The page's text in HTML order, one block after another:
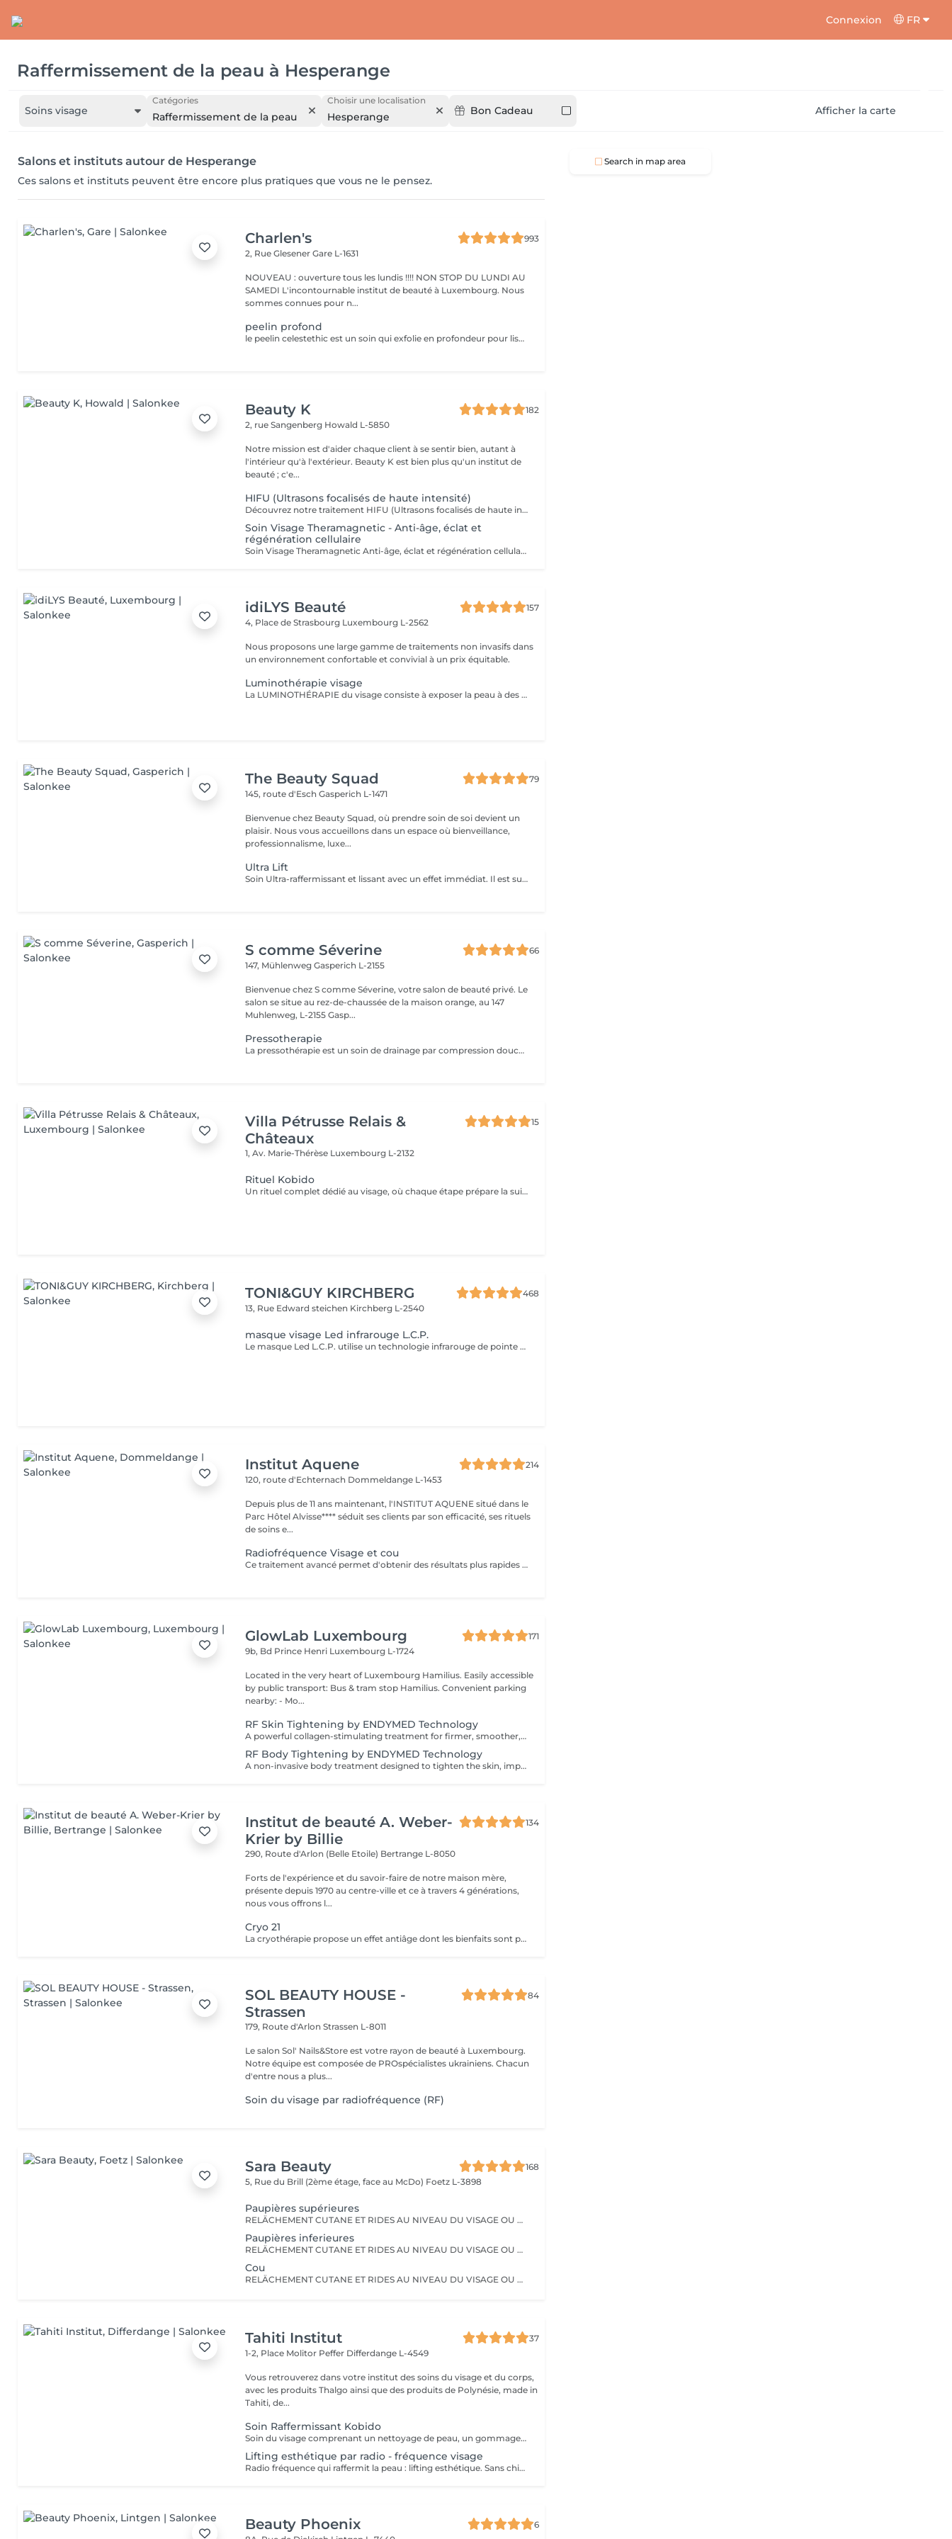
Connexion FR
Raffermissement de la peau à Hesperange
Soins visage
Catégories
Raffermissement de la peau
Choisir une localisation
Hesperange Bon Cadeau Afficher la carte
Salons et instituts autour de Hesperange
Ces salons et instituts peuvent être encore plus pratiques que vous ne le pensez.
Charlen's
993
2, Rue GlesenerGare L-1631
NOUVEAU : ouverture tous les lundis !!!! NON STOP DU LUNDI AU
SAMEDI L'incontournable institut de beauté à Luxembourg. Nous
sommes connues pour n...
peelin profond
le peelin celestethic est un soin qui exfolie en profondeur pour lisser la peau raviver leclat du teint et attenuer les imperfections ideal pour retrouver une peau lumineuse et uniforme ce soin traite les cicatrices l,acne les taches pigmentaires le masque de grossesse ect nous sommes a votre disposition pour toutes questions :)
Beauty K
182
2, rue Sangenberg Howald L-5850
Notre mission est d'aider chaque client à se sentir bien, autant à
l'intérieur qu'à l'extérieur. Beauty K est bien plus qu'un institut de
beauté ; c'e...
HIFU (Ultrasons focalisés de haute intensité)
Découvrez notre traitement HIFU (Ultrasons focalisés de haute intensité) : le soin anti-âge révolutionnaire pour visage, cou et décolleté. Commencez votre expérience par un rendez-vous d'information personnalisé, lors duquel nous analyserons ensemble la zone que vous souhaitez traiter. C'est aussi l'occasion de répondre à toutes vos questions et de vous familiariser avec les avantages de cette technologie de pointe. Notre soin HIFU est la solution idéale pour ceux qui recherchent un rajeunissement sans aiguilles ni chirurgie. Utilisant des ultrasons de haute intensité, ce traitement cible les couches profondes de la peau pour stimuler la production de collagène et d'élastine, entraînant un effet liftant et raffermissant visible. Parfait pour atténuer les signes de vieillissement tels que les rides, la perte de fermeté, et même les cicatrices sur le visage et le corps, le soin HIFU redonne à votre peau une apparence plus jeune et revitalisée. Les résultats peuvent être perceptibles dès la première séance, avec des améliorations continues au fil du temps. Transformez votre peau avec notre soin HIFU un véritable tournant dans les traitements esthétiques modernes, alliant efficacité et sécurité pour révéler votre beauté naturelle sans temps de récupération.
Soin Visage Theramagnetic - Anti-âge, éclat et
régénération cellulaire
Soin Visage Theramagnetic Anti-âge, éclat et régénération cellulaire Le Theramagnetic visage est un soin non-invasif nouvelle génération qui combine la micro-aspiration douce et les champs magnétiques pulsés à résonance stochastique (CMPS) pour redonner au visage toute sa lumière, sa fermeté et sa vitalité. Grâce à sa pièce à main spécialement conçue pour les zones délicates du visage et du cou, ce traitement stimule les fibroblastes, relance la production de collagène et d'élastine, améliore la microcirculation et facilite l'oxygénation cellulaire. Résultats : Effet liftant visible dès la première séance Peau plus lisse, plus ferme et plus lumineuse Réduction des rides, des poches et des signes de fatigue Amélioration de la texture et de l'éclat du teint Sans aiguille, sans douleur et 100 % relaxant, ce soin visage s'adresse à toutes les personnes souhaitant un effet rajeunissant naturel et durable. Recommandation : une cure de 6 séances espacées d'une semaine pour un effet régénérant profond et durable. Idéal en prévention du vieillissement ou en soin intensif.
idiLYS Beauté
157
4, Place de Strasbourg Luxembourg L-2562
Nous proposons une large gamme de traitements non invasifs dans
un environnement confortable et convivial à un prix équitable.
Luminothérapie visage
La LUMINOTHÉRAPIE du visage consiste à exposer la peau à des lumières LED afin de stimuler le renouvellement cellulaire et améliorer l'éclat du teint.
The Beauty Squad
79
145, route d'EschGasperich L-1471
Bienvenue chez Beauty Squad, où prendre soin de soi devient un
plaisir. Nous vous accueillons dans un espace où bienveillance,
professionnalisme, luxe...
Ultra Lift
Soin Ultra-raffermissant et lissant avec un effet immédiat. Il est sur-concentré en principes actifs afin de restructurer et de donner de l'élasticité à la peau. Son effet tenseur et restructurant intensif favorise la synthèse de collagène et d'élastine en diminuant le relachement et en redonnant du volume aux tissus. Le soin idéal pour restructurer, repulper lisser et rendre de l'élasticité à la peau. 1 soin : 135€ Forfait 5 soins : 610€
S comme Séverine
66
147, MühlenwegGasperich L-2155
Bienvenue chez S comme Séverine, votre salon de beauté privé. Le
salon se situe au rez-de-chaussée de la maison orange, au 147
Muhlenweg, L-2155 Gasp...
Pressotherapie
La pressothérapie est un soin de drainage par compression douce qui stimule la circulation et favorise l'élimination des toxines. Elle procure une agréable sensation de légèreté, aide à soulager les jambes lourdes et offre un véritable moment de détente. À découvrir ponctuellement pour une pause bien-être ou en cure pour des résultats optimisés. Elle s'associe parfaitement à un soin du visage, un Lash Lift ou toute autre prestation.
Villa Pétrusse Relais &
Châteaux
15
1, Av. Marie-Thérèse Luxembourg L-2132
Rituel Kobido
Un rituel complet dédié au visage, où chaque étape prépare la suivante. Nettoyage en douceur, masque actif, puis le massage lift japonais ancestral aux mouvements précis et enveloppants, qui sculpte les traits, redessine l'ovale et relance la micro-circulation. Un art du geste transmis depuis des générations, pour un teint repulpé et un visage visiblement retendu dès la première séance.
TONI&GUY KIRCHBERG
468
13, Rue Edward steichen Kirchberg L-2540
masque visage Led infrarouge L.C.P.
Le masque Led L.C.P. utilise un technologie infrarouge de pointe qui stimule la vitalité et amplifie les traitements de la peau. Réduit les signes du vieillissent, aide a réduire les imperfections ,illumine la peau, aide au renouvellement cellulaire ,atténue les rougeur de la peau
Institut Aquene
214
120, route d'Echternach Dommeldange L-1453
Depuis plus de 11 ans maintenant, l'INSTITUT AQUENE situé dans le
Parc Hôtel Alvisse**** séduit ses clients par son efficacité, ses rituels
de soins e...
Radiofréquence Visage et cou
Ce traitement avancé permet d'obtenir des résultats plus rapides et plus durables, répondant ainsi à notre engagement de toujours privilégier le bien-être de nos clients. Les avantages de la radiofréquence: 1. Efficacité prouvée: La radiofréquence stimule la production de collagène et l'élastine, améliorant ainsi la fermeté et l'élasticité de la peau. 2. Résultats rapides: Dès les premières séances, vous pourrez observer une peau plus lisse, tonifiée et rajeunie. 3. Traitement non-invasif: La radiofréquence est une méthode sûre et non-chirurgicale, offrant une alternative douce aux interventions plus invasives. 4. Polyvalence: Ce traitement convient à divers types de peau et peut cibler plusieurs zones du corps, y compris le visage, le cou, l'abdomen et les cuisses. 5. Durabilité des résultats: En suivant un protocole de soins régulier, les effets de la radiofréquence se prolongent sur le long terme, apportant une amélioration continue de la texture et de l'apparence de la peau. Les contres indications: Bien que la radiofréquence soit largement reconnue pour sa sécurité et son efficacité, certaines contre-indications doivent être prises en compte: 1. Grossesse et allaitement: Il est déconseillé de subir un traitement à la radiofréquence pendant la grossesse ou l'allaitement. 2. Dispositifs médicaux implantés: Les personnes portant un pacemaker ou d'autres implants électroniques ne doivent pas utiliser ce traitement. 3. Problèmes de peau actifs: les affections cutanées
GlowLab Luxembourg
171
9b, Bd Prince Henri Luxembourg L-1724
Located in the very heart of Luxembourg Hamilius. Easily accessible
by public transport: Bus & tram stop Hamilius. Convenient parking
nearby: - Mo...
RF Skin Tightening by ENDYMED Technology
A powerful collagen-stimulating treatment for firmer, smoother, and visibly rejuvenated skin. A non-invasive RadioFrequency treatment designed to tighten the skin, improve elasticity, and stimulate natural collagen production for a firmer, more lifted appearance. At GlowLab, we use the original EndyMed® system a clinically proven, medical-grade technology known for its deep, controlled dermal heating and safe, effective skin tightening results without downtime. This treatment works by delivering focused radiofrequency energy into the deeper layers of the skin, activating collagen remodeling and improving skin structure from within. AVAILABLE TREATMENT AREAS: - EYES targeted treatment for the delicate eye area to smooth fine lines and improve skin firmness. - DOUBLE CHIN improves jawline definition and reduces skin laxity in the submental area. - FACE + EYES enhances overall skin firmness, smooths texture, and softens fine lines. - FACE + EYES + NECK comprehensive lifting treatment to improve elasticity and restore a firmer, more youthful appearance. - FACE + EYES + NECK + NECKLINE full rejuvenation protocol for maximum skin tightening and overall skin quality improvement. INDICATIONS: - Loss of skin firmness and elasticity - Fine lines and early wrinkles - Mild to moderate skin laxity - Dull or tired-looking skin - Loss of definition in jawline or neck area CONTRAINDICATIONS: - Pregnancy and breastfeeding - Pacemaker or metal implants in the treatment area - Active skin infections or inflammation - Severe skin conditions - Recent aggressive aesthetic procedures AFTERCARE & RECOMMENDATIONS: - Avoid excessive heat exposure (sauna, hot baths) for 2448 hours - Keep the skin well hydrated - Use daily SPF protection - Maintain a consistent treatment schedule for best results A course of 6 sessions is recommended: the first 4 sessions performed weekly, followed by 2 sessions every 2 weeks for optimal and long-lasting results.
RF Body Tightening by ENDYMED Technology
A non-invasive body treatment designed to tighten the skin, improve elasticity, and enhance body contours using advanced radiofrequency technology. At GlowLab, we use the original EndyMed® system a clinically proven, medical-grade technology that delivers controlled thermal energy into the deeper layers of the skin, stimulating collagen production and improving skin structure from within. This treatment helps to firm the skin, improve tone, and visibly refine body contours, making it ideal for areas affected by skin laxity or loss of firmness. TREATMENT OPTIONS: - 30 minutes targeted treatment for smaller areas such as arms, inner thighs, or localized zones. - 45 minutes extended treatment for medium areas or combined zones. - 60 minutes comprehensive treatment for larger areas, including abdomen, thighs, or full contouring focus. INDICATIONS: - Loss of skin firmness and elasticity - Skin laxity (post-weight loss or postpartum) - Uneven skin texture - Decreased skin tone - Body contour refinement CONTRAINDICATIONS: - Pregnancy and breastfeeding - Pacemaker or metal implants in the treatment area - Active skin infections or inflammation - Severe skin conditions AFTERCARE & RECOMMENDATIONS: - Stay well hydrated to support metabolic processes - Avoid excessive heat exposure (sauna, hot baths) for 2448 hours - Maintain a consistent treatment schedule - Combine with a healthy lifestyle for optimal results A comfortable, no-downtime solution for firmer, smoother, and more sculpted body contours. A course of 6-8 sessions is recommended, performed weekly for optimal and long-lasting results.
Institut de beauté A. Weber-
Krier by Billie
134
290, Route d'Arlon (Belle Etoile) Bertrange L-8050
Forts de l'expérience et du savoir-faire de notre maison mère,
présente depuis 1970 au centre-ville et ce à travers 4 générations,
nous vous offrons l...
Cryo 21
La cryothérapie propose un effet antiâge dont les bienfaits sont particulièrement tangibles: Raffermissement des tissus Réduction des rides Effacement du double menton
SOL BEAUTY HOUSE -
Strassen
84
179, Route d'ArlonStrassen L-8011
Le salon Sol' Nails&Store est votre rayon de beauté à Luxembourg.
Notre équipe est composée de PROspécialistes ukrainiens. Chacun
d'entre nous a plus...
Soin du visage par radiofréquence (RF)
Sara Beauty
168
5, Rue du Brill (2ème étage, face au McDo) Foetz L-3898
Paupières supérieures
RELÄCHEMENT CUTANE ET RIDES AU NIVEAU DU VISAGE OU DU CORPS. PAS BESOIN DE PASSER PAR LA CASE CHIRURGIE POUR LES ÉLIMINER. LE PLASMA LIFT EST UNE TECHNIQUE ESTHÉTIQUE NON-INVASIVE QUI PROMET UN RAJEUNISSEMENT CUTANÉ RAPIDE ET EFFICACE.
Paupières inferieures
RELÄCHEMENT CUTANE ET RIDES AU NIVEAU DU VISAGE OU DU CORPS. PAS BESOIN DE PASSER PAR LA CASE CHIRURGIE POUR LES ÉLIMINER. LE PLASMA LIFT EST UNE TECHNIQUE ESTHÉTIQUE NON-INVASIVE QUI PROMET UN RAJEUNISSEMENT CUTANÉ RAPIDE ET EFFICACE.
Cou
RELÄCHEMENT CUTANE ET RIDES AU NIVEAU DU VISAGE OU DU CORPS. PAS BESOIN DE PASSER PAR LA CASE CHIRURGIE POUR LES ÉLIMINER. LE PLASMA LIFT EST UNE TECHNIQUE ESTHÉTIQUE NON-INVASIVE QUI PROMET UN RAJEUNISSEMENT CUTANÉ RAPIDE ET EFFICACE.
Tahiti Institut
37
1-2, Place Molitor Peffer Differdange L-4549
Vous retrouverez dans votre institut des soins du visage et du corps,
avec les produits Thalgo ainsi que des produits de Polynésie, made in
Tahiti, de...
Soin Raffermissant Kobido
Soin du visage comprenant un nettoyage de peau, un gommage enzymatique, l'utilisation d'ultra sons, le massage raffermissant kobido, la luminothérapie esthétique et le passage d'un appareil froid pour raffermir les tissus. Le Kobido est une technique de massage facial japonaise ancestrale basée sur une alternance de mouvements rapides et profonds : lissages, pétrissages, percussions et drainages. Il agit à la fois sur la peau, les muscles et la circulation lymphatique. Ce massage vise à : - stimuler la production de collagène et d'élastine - améliorer l'oxygénation des tissus - relâcher les tensions du visage, du cou et de la mâchoire. Résultat : un visage plus tonique, plus lumineux, avec des traits visiblement détendus.
Lifting esthétique par radio - fréquence visage
Radio fréquence qui raffermit la peau : lifting esthétique. Sans chirurgie. Indolore. Améliore les contours du visage. Relance la production naturelle de fibres de votre peau. Fermeté et lissage.
Beauty Phoenix
6
Search in map area